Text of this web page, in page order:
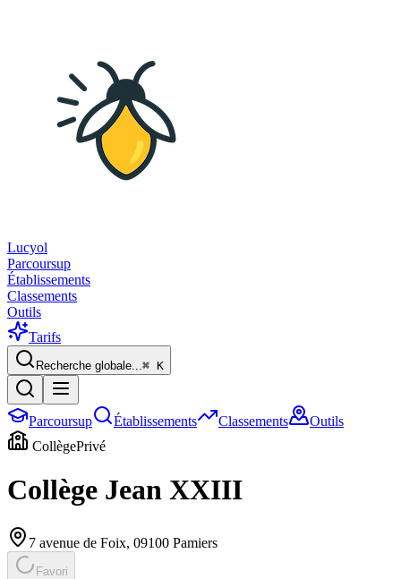
Lucyol
Parcoursup
Établissements
Classements
Outils
Tarifs
Recherche globale...⌘ K
Parcoursup Établissements Classements
Outils
CollègePrivé
Collège Jean XXIII
7 avenue de Foix, 09100 Pamiers
Favori